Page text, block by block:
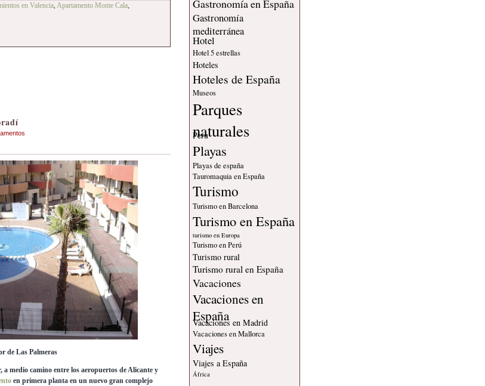
en Valencia, Apartamento Monte Cala,
de Las Palmeras
medio camino entre los aeropuertos de Alicante y
en primera planta en un nuevo gran complejo
Gastronomía en España
Gastronomía
mediterránea
Hotel
Hotel 5 estrellas
Hoteles
Hoteles de España
Museos
Parques
naturales
Peru
Playas
Playas de españa
Tauromaquia en España
Turismo
Turismo en Barcelona
Turismo en España
turismo en Europa
Turismo en Perú
Turismo rural
Turismo rural en España
Vacaciones
Vacaciones en
España
Vacaciones en Madrid
Vacaciones en Mallorca
Viajes
Viajes a España
África